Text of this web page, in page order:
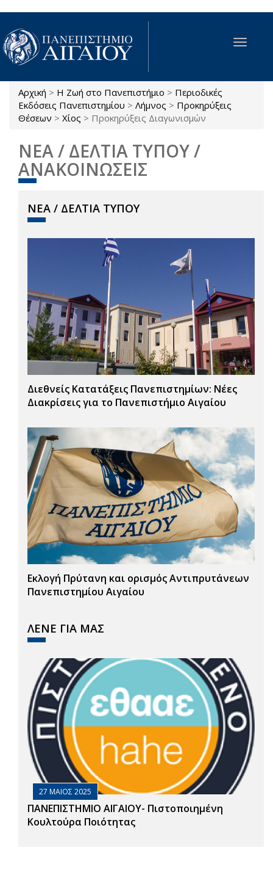
Παράκαμψη προς το κυρίως περιεχόμενο
Toggle
Είστε εδώ
Αρχική > Η Ζωή στο Πανεπιστήμιο > Περιοδικές
Εκδόσεις Πανεπιστημίου > Λήμνος > Προκηρύξεις
Θέσεων > Χίος > Προκηρύξεις Διαγωνισμών
ΝΕΑ / ΔΕΛΤΙΑ ΤΥΠΟΥ /
ΑΝΑΚΟΙΝΩΣΕΙΣ
ΝΕΑ / ΔΕΛΤΙΑ ΤΥΠΟΥ
Διεθνείς Κατατάξεις Πανεπιστημίων: Νέες
Διακρίσεις για το Πανεπιστήμιο Αιγαίου
Εκλογή Πρύτανη και ορισμός Αντιπρυτάνεων
Πανεπιστημίου Αιγαίου
ΛΕΝΕ ΓΙΑ ΜΑΣ
27 ΜΑΙΟΣ 2025
ΠΑΝΕΠΙΣΤΗΜΙΟ ΑΙΓΑΙΟΥ- Πιστοποιημένη
Κουλτούρα Ποιότητας